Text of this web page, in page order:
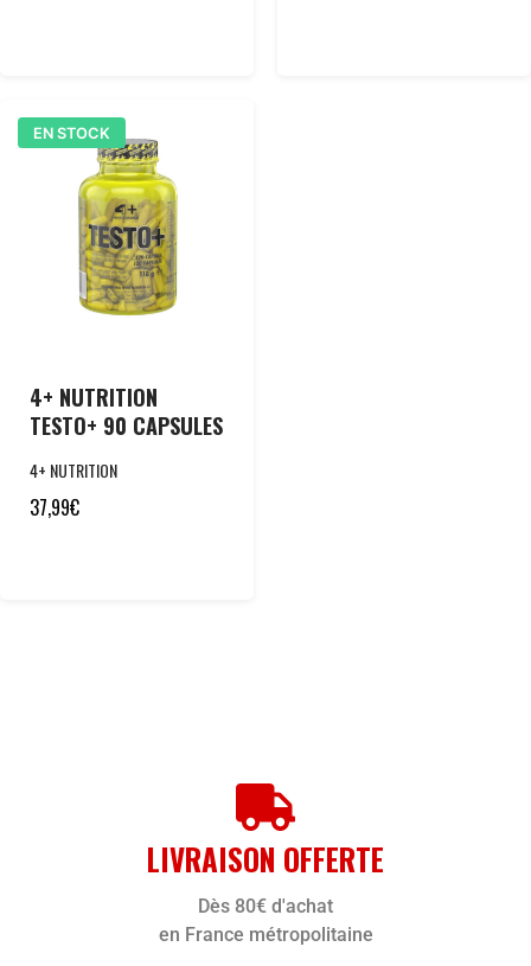
EN STOCK
4+ NUTRITION
TESTO+ 90 CAPSULES
4+ NUTRITION
37,99€
LIVRAISON OFFERTE
Dès 80€ d'achat
en France métropolitaine